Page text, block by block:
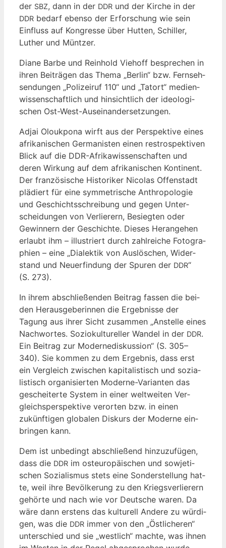
der SBZ, dann in der DDR und der Kir­che in der
DDR bedarf eben­so der Erfor­schung wie sein
Ein­fluss auf Kon­gres­se über Hut­ten, Schil­ler,
Luther und Müntzer.
Dia­ne Bar­be und Rein­hold Vie­hoff bespre­chen in
ihren Bei­trä­gen das The­ma „Ber­lin“ bzw. Fern­seh­
sen­dun­gen „Poli­zei­ruf 110“ und „Tat­ort“ medi­en­
wis­sen­schaft­lich und hin­sicht­lich der ideo­lo­gi­
schen Ost-West-Auseinandersetzungen.
Adjai Olouk­po­na wirft aus der Per­spek­ti­ve eines
afri­ka­ni­schen Ger­ma­nis­ten einen res­tro­spek­ti­ven
Blick auf die DDR-Afri­ka­wis­sen­schaf­ten und
deren Wir­kung auf dem afri­ka­ni­schen Kon­ti­nent.
Der fran­zö­si­sche His­to­ri­ker Nico­las Offen­stadt
plä­diert für eine sym­me­tri­sche Anthro­po­lo­gie
und Geschichts­schrei­bung und gegen Unter­
schei­dun­gen von Ver­lie­rern, Besieg­ten oder
Gewin­nern der Geschich­te. Die­ses Her­an­ge­hen
erlaubt ihm – illus­triert durch zahl­rei­che Foto­gra­
phien – eine „Dia­lek­tik von Aus­lö­schen, Wider­
stand und Neu­erfin­dung der Spu­ren der DDR“
(S. 273).
In ihrem abschlie­ßen­den Bei­trag fas­sen die bei­
den Her­aus­ge­be­rin­nen die Ergeb­nis­se der
Tagung aus ihrer Sicht zusam­men „Anstel­le eines
Nach­wor­tes. Sozio­kul­tu­rel­ler Wan­del in der DDR.
Ein Bei­trag zur Moder­ne­dis­kus­si­on“ (S. 305–
340). Sie kom­men zu dem Ergeb­nis, dass erst
ein Ver­gleich zwi­schen kapi­ta­lis­tisch und sozia­
lis­tisch orga­ni­sier­ten Moder­ne-Vari­an­ten das
geschei­ter­te Sys­tem in einer welt­wei­ten Ver­
gleichs­per­spek­ti­ve ver­or­ten bzw. in einen
zukünf­ti­gen glo­ba­len Dis­kurs der Moder­ne ein­
brin­gen kann.
Dem ist unbe­dingt abschlie­ßend hin­zu­zu­fü­gen,
dass die DDR im ost­eu­ro­päi­schen und sowje­ti­
schen Sozia­lis­mus stets eine Son­der­stel­lung hat­
te, weil ihre Bevöl­ke­rung zu den Kriegs­ver­lie­rern
gehör­te und nach wie vor Deut­sche waren. Da
wäre dann ers­tens das kul­tu­rell Ande­re zu wür­di­
gen, was die DDR immer von den „Öst­li­che­ren“
unter­schied und sie „west­lich“ mach­te, was ihnen